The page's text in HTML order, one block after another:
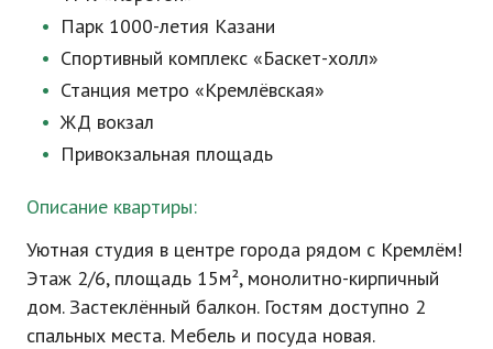
Парк 1000-летия Казани
Спортивный комплекс «Баскет-холл»
Станция метро «Кремлёвская»
ЖД вокзал
Привокзальная площадь
Описание квартиры:
Уютная студия в центре города рядом с Кремлём!
Этаж 2/6, площадь 15м², монолитно-кирпичный
дом. Застеклённый балкон. Гостям доступно 2
спальных места. Мебель и посуда новая.